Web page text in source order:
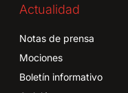
Actualidad
Notas de prensa
Mociones
Boletín informativo